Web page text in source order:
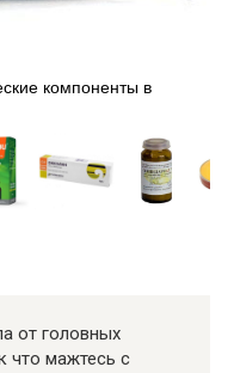
компоненты в
от головных
что мажтесь с